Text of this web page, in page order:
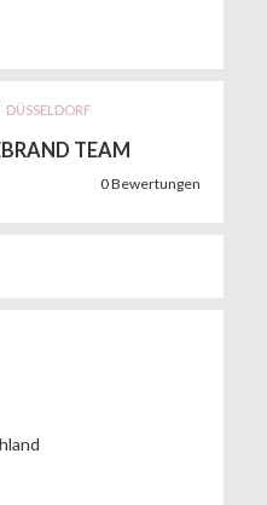
DÜSSELDORF
TEAM
0Bewertungen